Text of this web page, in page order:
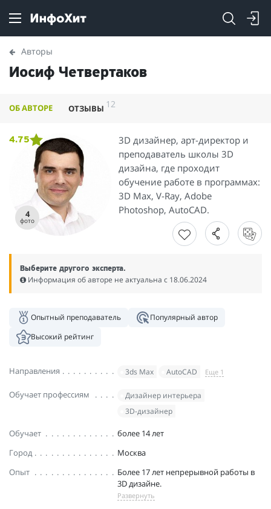
Авторы
Иосиф Четвертаков
ОБ АВТОРЕ ОТЗЫВЫ 12
4
фото
4.75
3D дизайнер, арт-директор и
преподаватель школы 3D
дизайна, где проходит
обучение работе в программах:
3D Max, V-Ray, Adobe
Photoshop, AutoCAD.
Выберите другого эксперта.
Информация об авторе не актуальна c 18.06.2024
Опытный преподаватель
Популярный автор
Высокий рейтинг
Направления 3ds Max AutoCAD Еще 1
Обучает профессиям
Дизайнер интерьера
3D-дизайнер
Обучает
более 14 лет
Город
Москва
Опыт
Более 17 лет непрерывной работы в
3D дизайне.
Развернуть